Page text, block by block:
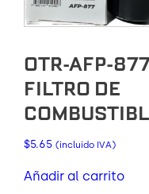
OTR-AFP-
FILTRO DE
$5.65 (incluido IVA)
Añadir al carrito